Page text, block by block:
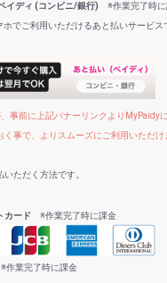
ディ (コンビニ/銀行) ※作業完了時に
でご利用いただけるあと払いサービス
事前に上記バナーリンクよりMyPaidy
事で、よりスムーズにご利用いただけ
ただく方法です。
カード ※作業完了時に課金
業完了時に課金